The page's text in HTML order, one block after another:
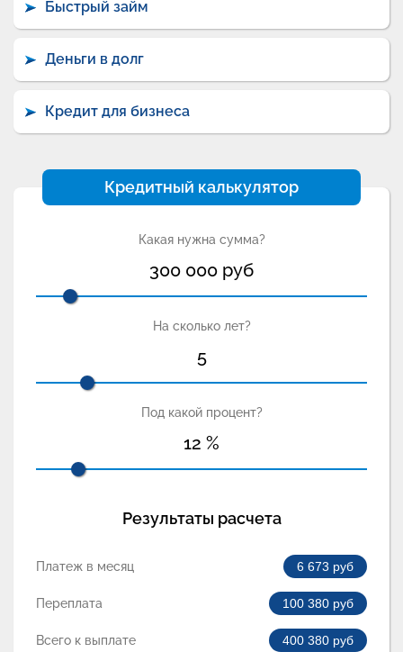
Быстрый займ
Деньги в долг
Кредит для бизнеса
Кредитный калькулятор
Какая нужна сумма?
300 000 руб
На сколько лет?
5
Под какой процент?
12 %
Результаты расчета
Платеж в месяц 6 673 руб
Переплата 100 380 руб
Всего к выплате 400 380 руб